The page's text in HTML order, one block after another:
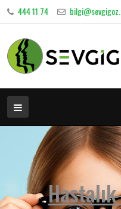
444 11 74